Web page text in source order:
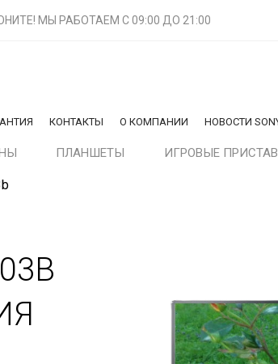
МЫ РАБОТАЕМ С 09:00 ДО 21:00
КОНТАКТЫ О КОМПАНИИ НОВОСТИ
ПЛАНШЕТЫ ИГРОВЫЕ